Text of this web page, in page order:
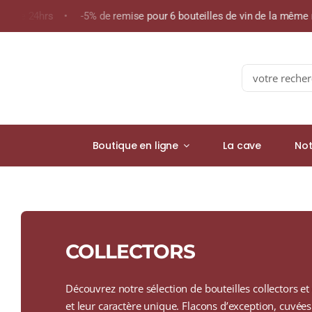
24hrs • -5% de remise pour 6 bouteilles de vin de la même
Search
for:
Boutique en ligne La cave
COLLECTORS
Découvrez notre sélection de bouteilles collectors
et leur caractère unique. Flacons d’exception,